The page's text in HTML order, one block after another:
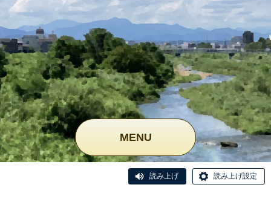
MENU
読み上げ 読み上げ設定